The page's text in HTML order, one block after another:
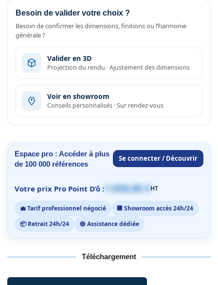
Besoin de valider votre choix ?
Besoin de confirmer les dimensions, finitions ou l’harmonie
générale ?
Valider en 3D
Projection du rendu · Ajustement des dimensions
Voir en showroom
Conseils personnalisés · Sur rendez-vous
Espace pro : Accéder à plus
de 100 000 références
Se connecter / Découvrir
Votre prix Pro Point D’ô : 1 059,00 €HT
💼 Tarif professionnel négocié
🏢 Showroom accès 24h/24
📦 Retrait 24h/24
🛟 Assistance dédiée
Téléchargement